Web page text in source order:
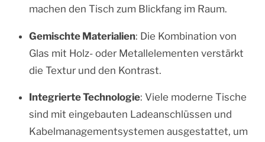
machen den Tisch zum Blickfang im Raum.
Gemischte Materialien: Die Kombination von
Glas mit Holz- oder Metallelementen verstärkt
die Textur und den Kontrast.
Integrierte Technologie: Viele moderne Tische
sind mit eingebauten Ladeanschlüssen und
Kabelmanagementsystemen ausgestattet, um